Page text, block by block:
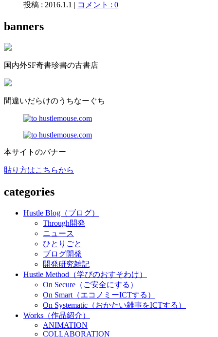
投稿 : 2016.1.1 | コメント : 0
banners
国内外SF奇書珍書の古書店
間違いだらけのうちなーぐち
本サイトのバナー
貼り方はこちらから
categories
Hustle Blog（ブログ）
Through開発
ニュース
ひとりごと
ブログ開発
開発研究雑記
Hustle Method（学びのおすそわけ）
On Secure（ご安全にする）
On Smart（エコノミーICTする）
On Systematic（おかたい雑事をICTする）
Works（作品紹介）
ANIMATION
COLLABORATION